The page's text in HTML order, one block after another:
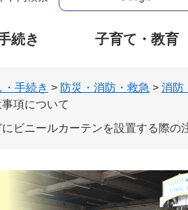
続き 子育て・教育
・手続き > 防災・消防・救急 > 消防
項について
ビニールカーテンを設置する際の